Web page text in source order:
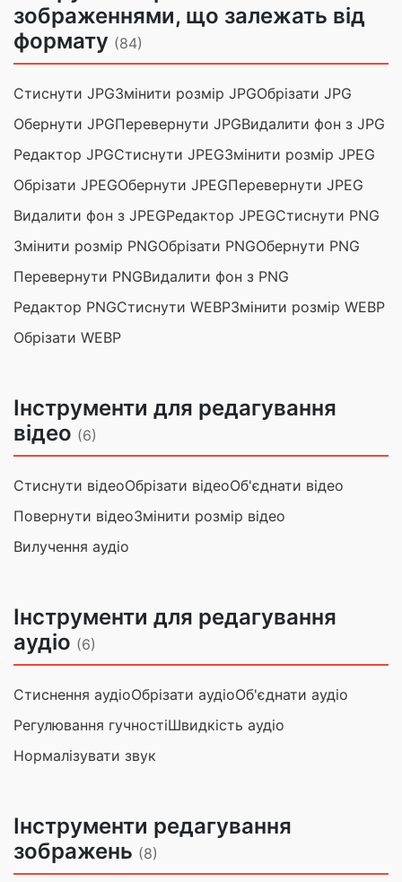
зображеннями, що залежать від
формату (84)
Стиснути JPGЗмінити розмір JPGОбрізати JPG
Обернути JPGПеревернути JPGВидалити фон з JPG
Редактор JPGСтиснути JPEGЗмінити розмір JPEG
Обрізати JPEGОбернути JPEGПеревернути JPEG
Видалити фон з JPEGРедактор JPEGСтиснути PNG
Змінити розмір PNGОбрізати PNGОбернути PNG
Перевернути PNGВидалити фон з PNG
Редактор PNGСтиснути WEBPЗмінити розмір WEBP
Обрізати WEBP
Інструменти для редагування
відео (6)
Стиснути відеоОбрізати відеоОб'єднати відео
Повернути відеоЗмінити розмір відео
Вилучення аудіо
Інструменти для редагування
аудіо (6)
Стиснення аудіоОбрізати аудіоОб'єднати аудіо
Регулювання гучностіШвидкість аудіо
Нормалізувати звук
Інструменти редагування
зображень (8)